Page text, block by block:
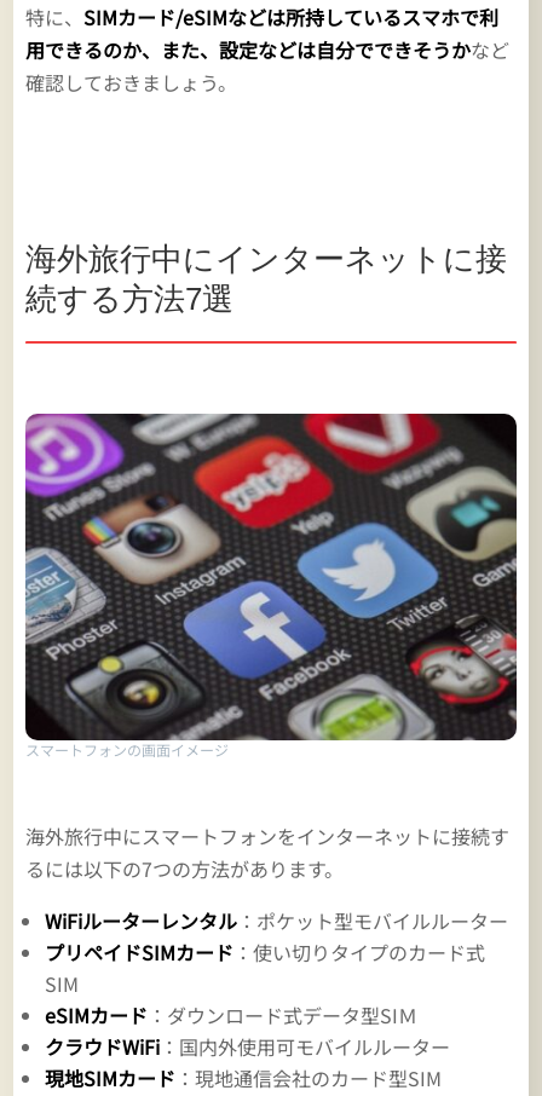
特に、SIMカード/eSIMなどは所持しているスマホで利
用できるのか、また、設定などは自分でできそうかなど
確認しておきましょう。
海外旅行中にインターネットに接
続する方法7選
スマートフォンの画面イメージ
海外旅行中にスマートフォンをインターネットに接続す
るには以下の7つの方法があります。
WiFiルーターレンタル ：ポケット型モバイルルーター
プリペイドSIMカード ：使い切りタイプのカード式
SIM
eSIMカード ：ダウンロード式データ型SIＭ
クラウドWiFi ：国内外使用可モバイルルーター
現地SIMカード ：現地通信会社のカード型SIM